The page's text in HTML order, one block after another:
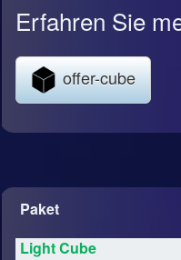
Erfahren Sie
offer-cube
Paket
Light Cube